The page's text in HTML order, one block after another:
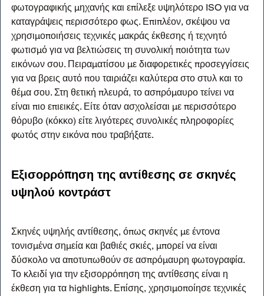
φωτογραφικής μηχανής και επίλεξε υψηλότερο ISO για να
καταγράψεις περισσότερο φως. Επιπλέον, σκέψου να
χρησιμοποιήσεις τεχνικές μακράς έκθεσης ή τεχνητό
φωτισμό για να βελτιώσεις τη συνολική ποιότητα των
εικόνων σου. Πειραματίσου με διαφορετικές προσεγγίσεις
για να βρεις αυτό που ταιριάζει καλύτερα στο στυλ και το
θέμα σου. Στη θετική πλευρά, το ασπρόμαυρο τείνει να
είναι πιο επιεικές. Είτε όταν ασχολείσαι με περισσότερο
θόρυβο (κόκκο) είτε λιγότερες συνολικές πληροφορίες
φωτός στην εικόνα που τραβήξατε.
Εξισορρόπηση της αντίθεσης σε σκηνές
υψηλού κοντράστ
Σκηνές υψηλής αντίθεσης, όπως σκηνές με έντονα
τονισμένα σημεία και βαθιές σκιές, μπορεί να είναι
δύσκολο να αποτυπωθούν σε ασπρόμαυρη φωτογραφία.
Το κλειδί για την εξισορρόπηση της αντίθεσης είναι η
έκθεση για τα highlights. Επίσης, χρησιμοποίησε τεχνικές